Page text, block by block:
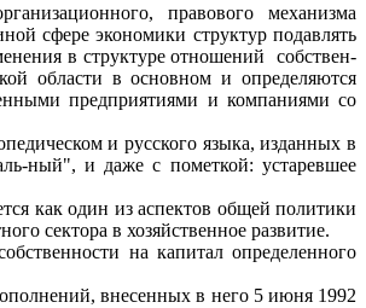
правового механизма
сфере экономики структур подавлять
в структуре отношений
собствен­
области в основном и определяются
предприятиями и компаниями со
и русского языка, изданных в
ный", и даже с пометкой: устаревшее
как один из аспектов общей политики
сектора в хозяйственное развитие.
на капитал определенного
внесенных в него 5 июня 1992